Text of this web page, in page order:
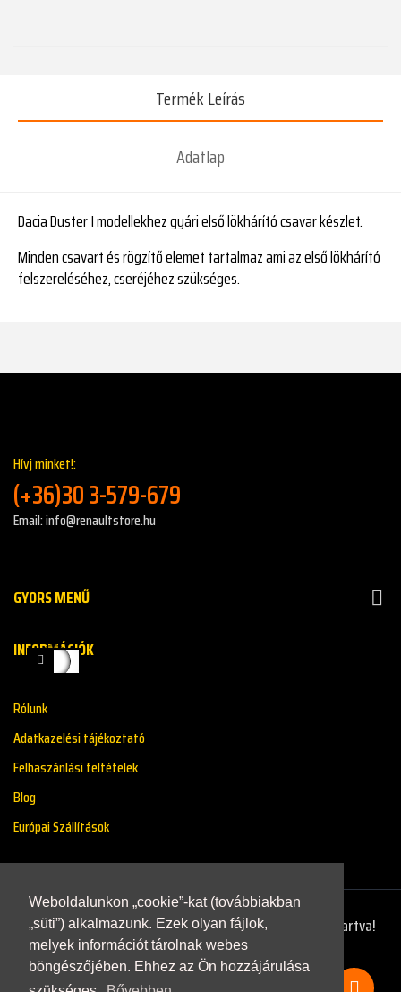
Weboldalunkon „cookie”-kat (továbbiakban
„süti”) alkalmazunk. Ezek olyan fájlok,
melyek információt tárolnak webes
böngészőjében. Ehhez az Ön hozzájárulása
Termék Leírás
Adatlap
Dacia Duster I modellekhez gyári első lökhárító csavar készlet.
Minden csavart és rögzítő elemet tartalmaz ami az első lökhárító
felszereléséhez, cseréjéhez szükséges.
Hívj minket!:
(+36)30 3-579-679
Email: info@renaultstore.hu
GYORS MENŰ 
INFORMÁCIÓK
Rólunk
Adatkazelési tájékoztató
Felhaszánlási feltételek
Blog
Európai Szállítások
Copyright © 2021 - Renaultstore.hu - Minden Jog Fenntartva!